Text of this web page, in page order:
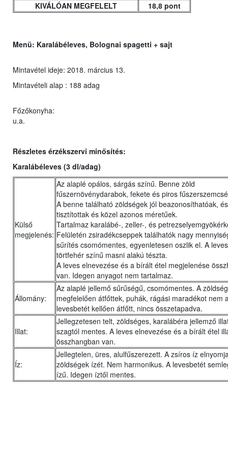
KIVÁLÓAN MEGFELELT
18,8 pont
Menü: Karalábéleves, Bolognai spagetti + sajt
Mintavétel ideje: 2018. március 13.
Mintavételi alap : 188 adag
Főzőkonyha:
u.a.
Részletes érzékszervi minősítés:
Karalábéleves (3 dl/adag)
Külső
megjelenés:
Az alaplé opálos, sárgás színű. Benne zöld
fűszernövénydarabok, fekete és piros
A benne található zöldségek jól beazonosíthatóak,
tisztítottak és közel azonos méretűek.
Tartalmaz karalábé-, zeller-, és
Felületén zsiradékcseppek találhatók nagy
sűrítés csomómentes, egyenletesen oszlik el. A
törtfehér színű masni alakú tészta.
A leves elnevezése és a bírált étel megjelenése
van. Idegen anyagot nem tartalmaz.
Állomány:
Az alaplé jellemő sűrűségű, csomómentes. A
megfelelően átfőttek, puhák, rágási maradékot nem
levesbetét kellően átfőtt, nincs összetapadva.
Illat:
Jellegzetesen telt, zöldséges, karalábéra jellemző
szagtól mentes. A leves elnevezése és a bírált étel
összhangban van.
Íz:
Jellegtelen, üres, alulfűszerezett. A zsíros íz
zöldségek ízét. Nem harmonikus. A levesbetét
ízű. Idegen íztől mentes.